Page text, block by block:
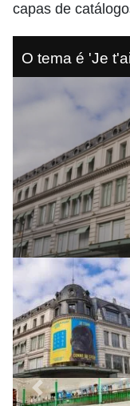
capas de
O tema é 'Je
Previous